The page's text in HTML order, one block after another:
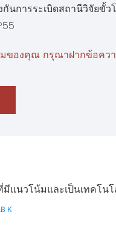
กันการระเบิดสถานีวิจัยขั้
ของคุณ กรุณาฝากข้อควา
มีแนวโน้มและเป็นเทคโน